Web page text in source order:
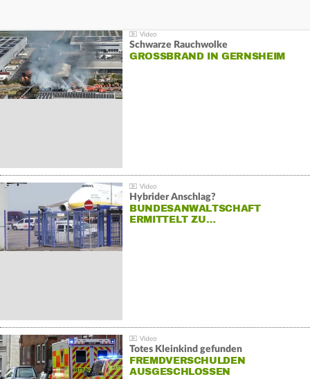
Schwarze Rauchwolke
GROSSBRAND IN GERNSHEIM
Hybrider Anschlag?
BUNDESANWALTSCHAFT
ERMITTELT ZU…
Totes Kleinkind gefunden
FREMDVERSCHULDEN
AUSGESCHLOSSEN